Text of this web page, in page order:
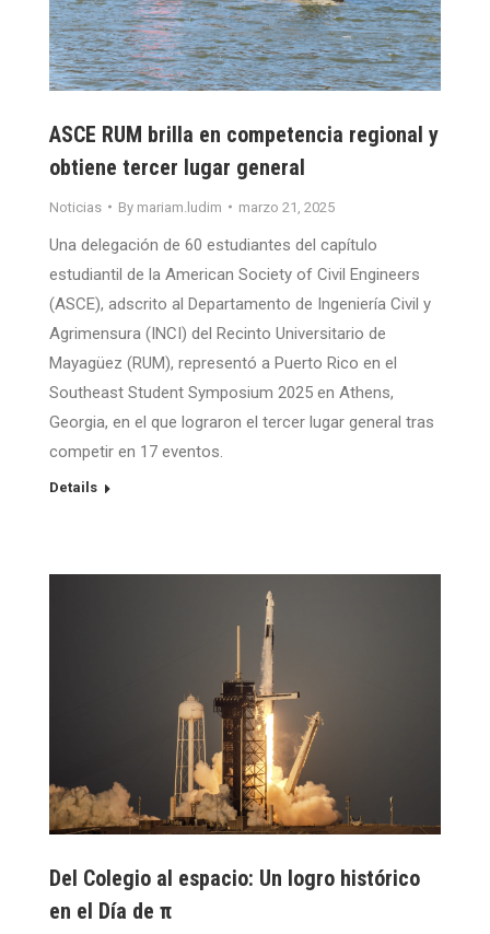
ASCE RUM brilla en competencia regional y
obtiene tercer lugar general
Noticias By mariam.ludim marzo 21, 2025
Una delegación de 60 estudiantes del capítulo
estudiantil de la American Society of Civil Engineers
(ASCE), adscrito al Departamento de Ingeniería Civil y
Agrimensura (INCI) del Recinto Universitario de
Mayagüez (RUM), representó a Puerto Rico en el
Southeast Student Symposium 2025 en Athens,
Georgia, en el que lograron el tercer lugar general tras
competir en 17 eventos.
Details
Del Colegio al espacio: Un logro histórico
en el Día de π